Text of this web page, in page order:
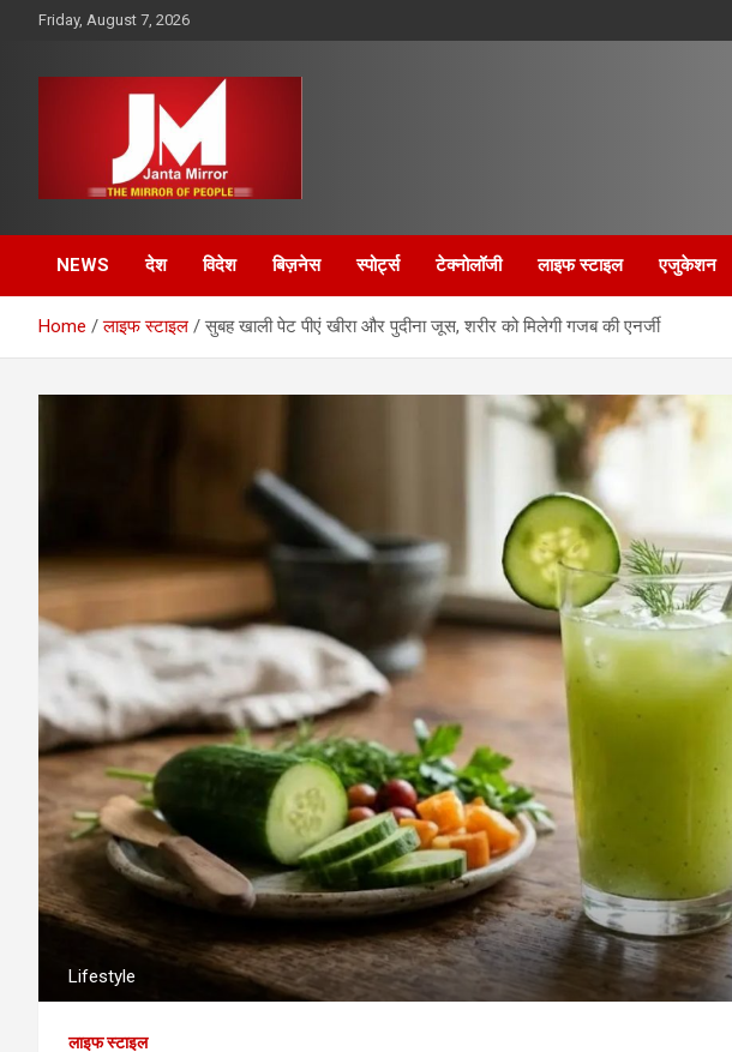
Friday, August 7, 2026
Janta Mirror
NEWS देश विदेश बिज़नेस स्पोर्ट्स टेक्नोलॉजी लाइफ स्टाइल एजुकेशन
Home लाइफ स्टाइल सुबह खाली पेट पीएं खीरा और पुदीना जूस, शरीर को मिलेगी गजब की एनर्जी
Lifestyle
लाइफ स्टाइल